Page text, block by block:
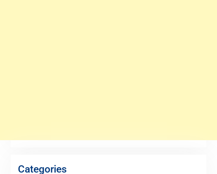
Categories